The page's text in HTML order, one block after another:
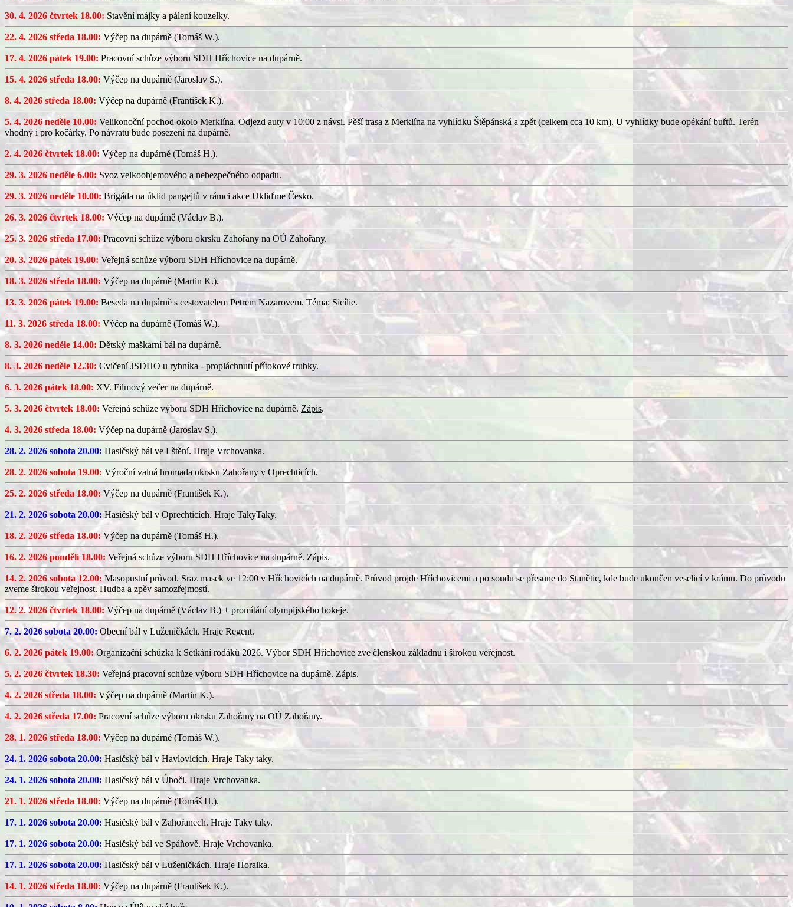
30. 4. 2026 čtvrtek 18.00: Stavění májky a pálení kouzelky.
22. 4. 2026 středa 18.00: Výčep na dupárně (Tomáš W.).
17. 4. 2026 pátek 19.00: Pracovní schůze výboru SDH Hříchovice na dupárně.
15. 4. 2026 středa 18.00: Výčep na dupárně (Jaroslav S.).
8. 4. 2026 středa 18.00: Výčep na dupárně (František K.).
5. 4. 2026 neděle 10.00: Velikonoční pochod okolo Merklína. Odjezd auty v 10:00 z návsi. Pěší trasa z Merklína na vyhlídku Štěpánská a zpět (celkem cca 10 km). U vyhlídky bude opékání buřtů. Terén
vhodný i pro kočárky. Po návratu bude posezení na dupárně.
2. 4. 2026 čtvrtek 18.00: Výčep na dupárně (Tomáš H.).
29. 3. 2026 neděle 6.00: Svoz velkoobjemového a nebezpečného odpadu.
29. 3. 2026 neděle 10.00: Brigáda na úklid pangejtů v rámci akce Ukliďme Česko.
26. 3. 2026 čtvrtek 18.00: Výčep na dupárně (Václav B.).
25. 3. 2026 středa 17.00: Pracovní schůze výboru okrsku Zahořany na OÚ Zahořany.
20. 3. 2026 pátek 19.00: Veřejná schůze výboru SDH Hříchovice na dupárně.
18. 3. 2026 středa 18.00: Výčep na dupárně (Martin K.).
13. 3. 2026 pátek 19.00: Beseda na dupárně s cestovatelem Petrem Nazarovem. Téma: Sicílie.
11. 3. 2026 středa 18.00: Výčep na dupárně (Tomáš W.).
8. 3. 2026 neděle 14.00: Dětský maškarní bál na dupárně.
8. 3. 2026 neděle 12.30: Cvičení JSDHO u rybníka - propláchnutí přítokové trubky.
6. 3. 2026 pátek 18.00: XV. Filmový večer na dupárně.
5. 3. 2026 čtvrtek 18.00: Veřejná schůze výboru SDH Hříchovice na dupárně. Zápis.
4. 3. 2026 středa 18.00: Výčep na dupárně (Jaroslav S.).
28. 2. 2026 sobota 20.00: Hasičský bál ve Lštění. Hraje Vrchovanka.
28. 2. 2026 sobota 19.00: Výroční valná hromada okrsku Zahořany v Oprechticích.
25. 2. 2026 středa 18.00: Výčep na dupárně (František K.).
21. 2. 2026 sobota 20.00: Hasičský bál v Oprechticích. Hraje TakyTaky.
18. 2. 2026 středa 18.00: Výčep na dupárně (Tomáš H.).
16. 2. 2026 pondělí 18.00: Veřejná schůze výboru SDH Hříchovice na dupárně. Zápis.
14. 2. 2026 sobota 12.00: Masopustní průvod. Sraz masek ve 12:00 v Hříchovicích na dupárně. Průvod projde Hříchovicemi a po soudu se přesune do Stanětic, kde bude ukončen veselicí v krámu. Do průvodu
zveme širokou veřejnost. Hudba a zpěv samozřejmostí.
12. 2. 2026 čtvrtek 18.00: Výčep na dupárně (Václav B.) + promítání olympijského hokeje.
7. 2. 2026 sobota 20.00: Obecní bál v Luženičkách. Hraje Regent.
6. 2. 2026 pátek 19.00:Organizační schůzka k Setkání rodáků 2026. Výbor SDH Hříchovice zve členskou základnu i širokou veřejnost.
5. 2. 2026 čtvrtek 18.30: Veřejná pracovní schůze výboru SDH Hříchovice na dupárně. Zápis.
4. 2. 2026 středa 18.00: Výčep na dupárně (Martin K.).
4. 2. 2026 středa 17.00: Pracovní schůze výboru okrsku Zahořany na OÚ Zahořany.
28. 1. 2026 středa 18.00: Výčep na dupárně (Tomáš W.).
24. 1. 2026 sobota 20.00: Hasičský bál v Havlovicích. Hraje Taky taky.
24. 1. 2026 sobota 20.00: Hasičský bál v Úboči. Hraje Vrchovanka.
21. 1. 2026 středa 18.00: Výčep na dupárně (Tomáš H.).
17. 1. 2026 sobota 20.00: Hasičský bál v Zahořanech. Hraje Taky taky.
17. 1. 2026 sobota 20.00: Hasičský bál ve Spáňově. Hraje Vrchovanka.
17. 1. 2026 sobota 20.00: Hasičský bál v Luženičkách. Hraje Horalka.
14. 1. 2026 středa 18.00: Výčep na dupárně (František K.).